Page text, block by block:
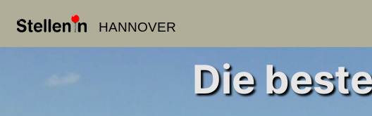
HANNOVER
Die